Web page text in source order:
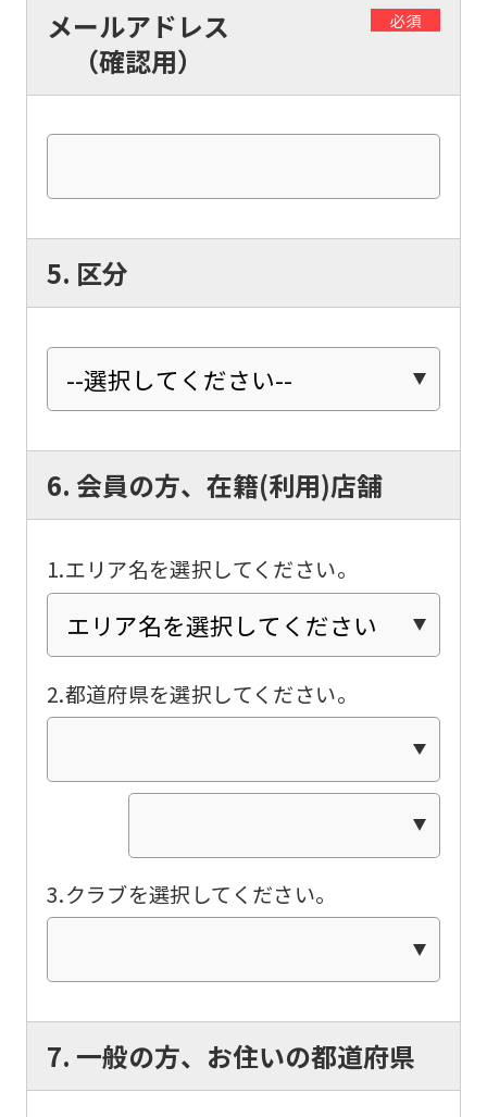
メールアドレス
（確認用）
必須
5. 区分
6. 会員の方、在籍(利用)店舗
1.エリア名を選択してください。
2.都道府県を選択してください。
3.クラブを選択してください。
7. 一般の方、お住いの都道府県
For
foreigners
Sports
is
translated
into
English.
the
below
translation)
to
to
the
top
page.